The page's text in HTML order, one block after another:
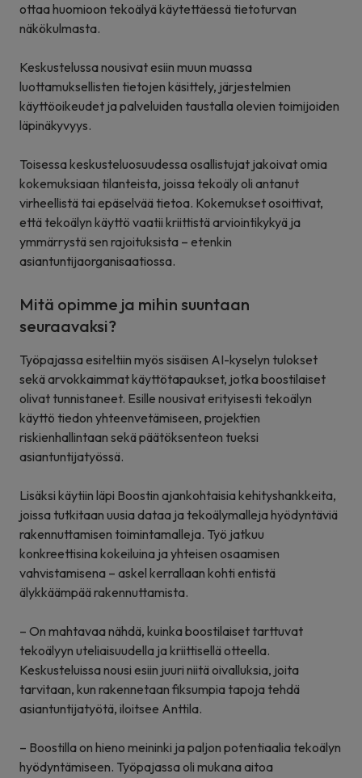
ottaa huomioon tekoälyä käytettäessä tietoturvan
näkökulmasta.
Keskustelussa nousivat esiin muun muassa
luottamuksellisten tietojen käsittely, järjestelmien
käyttöoikeudet ja palveluiden taustalla olevien toimijoiden
läpinäkyvyys.
Toisessa keskusteluosuudessa osallistujat jakoivat omia
kokemuksiaan tilanteista, joissa tekoäly oli antanut
virheellistä tai epäselvää tietoa. Kokemukset osoittivat,
että tekoälyn käyttö vaatii kriittistä arviointikykyä ja
ymmärrystä sen rajoituksista – etenkin
asiantuntijaorganisaatiossa.
Mitä opimme ja mihin suuntaan
seuraavaksi?
Työpajassa esiteltiin myös sisäisen AI-kyselyn tulokset
sekä arvokkaimmat käyttötapaukset, jotka boostilaiset
olivat tunnistaneet. Esille nousivat erityisesti tekoälyn
käyttö tiedon yhteenvetämiseen, projektien
riskienhallintaan sekä päätöksenteon tueksi
asiantuntijatyössä.
Lisäksi käytiin läpi Boostin ajankohtaisia kehityshankkeita,
joissa tutkitaan uusia dataa ja tekoälymalleja hyödyntäviä
rakennuttamisen toimintamalleja. Työ jatkuu
konkreettisina kokeiluina ja yhteisen osaamisen
vahvistamisena – askel kerrallaan kohti entistä
älykkäämpää rakennuttamista.
– On mahtavaa nähdä, kuinka boostilaiset tarttuvat
tekoälyyn uteliaisuudella ja kriittisellä otteella.
Keskusteluissa nousi esiin juuri niitä oivalluksia, joita
tarvitaan, kun rakennetaan fiksumpia tapoja tehdä
asiantuntijatyötä, iloitsee Anttila.
– Boostilla on hieno meininki ja paljon potentiaalia tekoälyn
hyödyntämiseen. Työpajassa oli mukana aitoa